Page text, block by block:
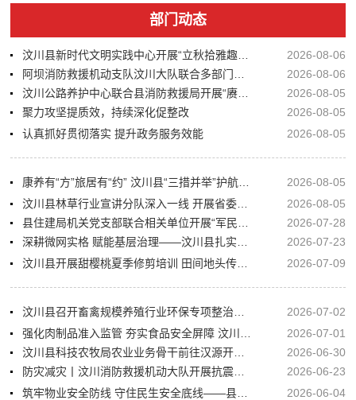
部门动态
2026-08-06
2026-08-06
2026-08-05
聚力攻坚提质效，持续深化促整改
2026-08-05
认真抓好贯彻落实 提升政务服务效能
2026-08-05
2026-08-05
2026-08-05
2026-07-28
2026-07-23
2026-07-09
2026-07-02
2026-07-01
2026-06-30
2026-06-23
2026-06-04